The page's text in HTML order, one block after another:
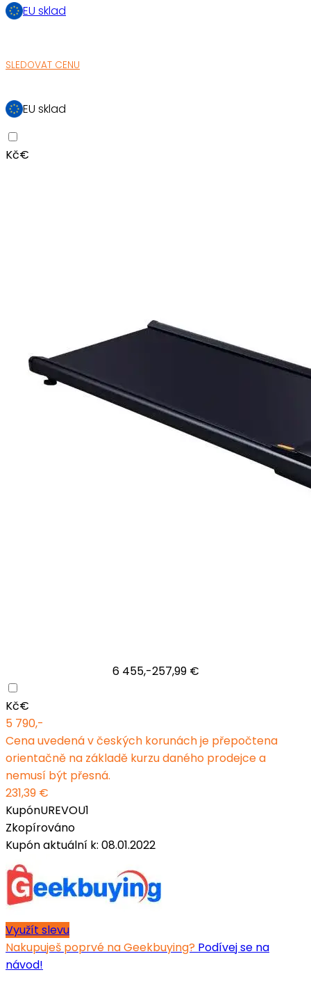
EU sklad
SLEDOVAT CENU
EU sklad
Kč€
6 455,-257,99 €
Kč€
5 790,-
Cena uvedená v českých korunách je přepočtena
orientačně na základě kurzu daného prodejce a
nemusí být přesná.
231,39 €
KupónUREVOU1
Zkopírováno
Kupón aktuální k: 08.01.2022
Využít slevu
Nakupuješ poprvé na Geekbuying? Podívej se na
návod!